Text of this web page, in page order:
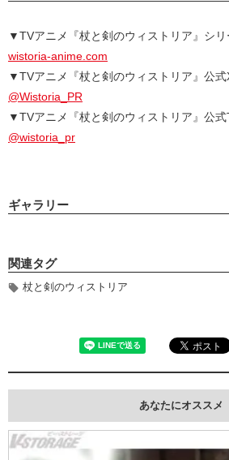
▼TVアニメ『杖と剣のウィストリア』シリ
wistoria-anime.com
▼TVアニメ『杖と剣のウィストリア』公式
@Wistoria_PR
▼TVアニメ『杖と剣のウィストリア』公式
@wistoria_pr
ギャラリー
関連タグ
杖と剣のウィストリア
あなたにオススメ